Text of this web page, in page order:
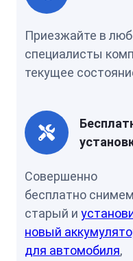
Приезжайте в
специалисты
текущее
Совершенно
бесплатно снимем
старый и
новый
для автомобиля,